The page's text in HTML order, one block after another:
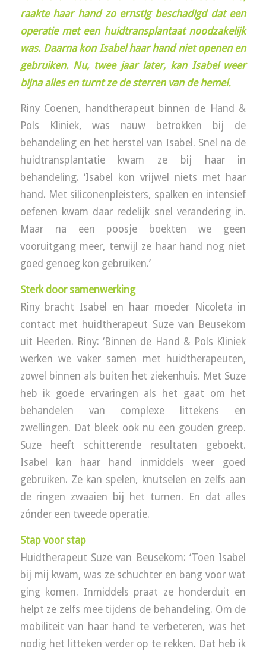
raakte haar hand zo ernstig beschadigd dat een
operatie met een huidtransplantaat noodzakelijk
was. Daarna kon Isabel haar hand niet openen en
gebruiken. Nu, twee jaar later, kan Isabel weer
bijna alles en turnt ze de sterren van de hemel.
Riny Coenen, handtherapeut binnen de Hand &
Pols Kliniek, was nauw betrokken bij de
behandeling en het herstel van Isabel. Snel na de
huidtransplantatie kwam ze bij haar in
behandeling. ‘Isabel kon vrijwel niets met haar
hand. Met siliconenpleisters, spalken en intensief
oefenen kwam daar redelijk snel verandering in.
Maar na een poosje boekten we geen
vooruitgang meer, terwijl ze haar hand nog niet
goed genoeg kon gebruiken.’
Sterk door samenwerking
Riny bracht Isabel en haar moeder Nicoleta in
contact met huidtherapeut Suze van Beusekom
uit Heerlen. Riny: ‘Binnen de Hand & Pols Kliniek
werken we vaker samen met huidtherapeuten,
zowel binnen als buiten het ziekenhuis. Met Suze
heb ik goede ervaringen als het gaat om het
behandelen van complexe littekens en
zwellingen. Dat bleek ook nu een gouden greep.
Suze heeft schitterende resultaten geboekt.
Isabel kan haar hand inmiddels weer goed
gebruiken. Ze kan spelen, knutselen en zelfs aan
de ringen zwaaien bij het turnen. En dat alles
zónder een tweede operatie.
Stap voor stap
Huidtherapeut Suze van Beusekom: ‘Toen Isabel
bij mij kwam, was ze schuchter en bang voor wat
ging komen. Inmiddels praat ze honderduit en
helpt ze zelfs mee tijdens de behandeling. Om de
mobiliteit van haar hand te verbeteren, was het
nodig het litteken verder op te rekken. Dat heb ik